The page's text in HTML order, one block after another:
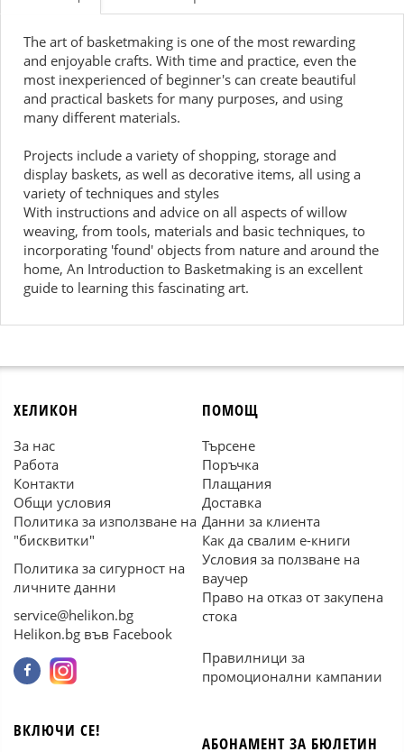
The art of basketmaking is one of the most rewarding
and enjoyable crafts. With time and practice, even the
most inexperienced of beginner's can create beautiful
and practical baskets for many purposes, and using
many different materials.
Projects include a variety of shopping, storage and
display baskets, as well as decorative items, all using a
variety of techniques and styles
With instructions and advice on all aspects of willow
weaving, from tools, materials and basic techniques, to
incorporating 'found' objects from nature and around the
home, An Introduction to Basketmaking is an excellent
guide to learning this fascinating art.
ХЕЛИКОН
За нас
Работа
Контакти
Общи условия
Политика за използване на
"бисквитки"
Политика за сигурност на
личните данни
service@helikon.bg
Helikon.bg във Facebook
ПОМОЩ
Търсене
Поръчка
Плащания
Доставка
Данни за клиента
Как да свалим е-книги
Условия за ползване на
ваучер
Право на отказ от закупена
стока
Правилници за
промоционални кампании
ВКЛЮЧИ СЕ!
АБОНАМЕНТ ЗА БЮЛЕТИН